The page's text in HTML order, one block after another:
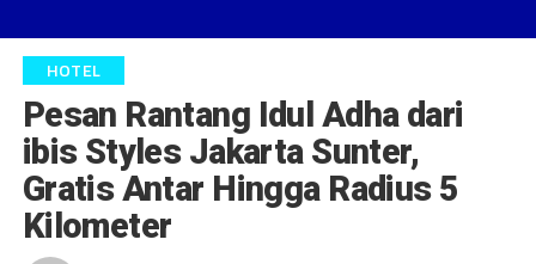
HOTEL
Pesan Rantang Idul Adha dari
ibis Styles Jakarta Sunter,
Gratis Antar Hingga Radius 5
Kilometer